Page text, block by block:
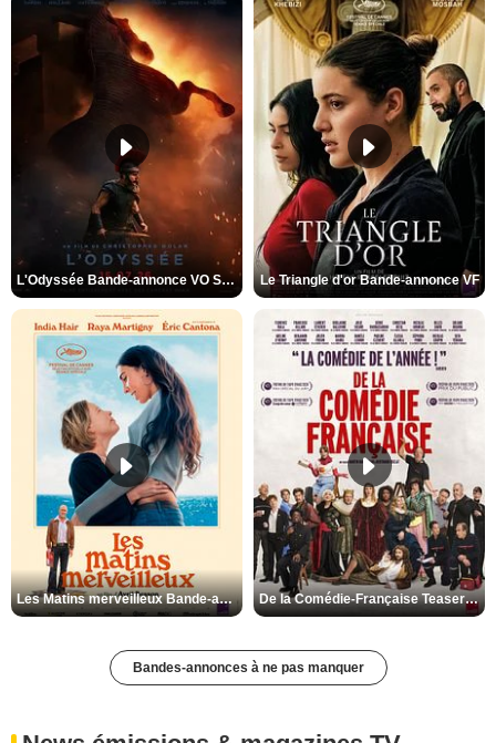
L'Odyssée Bande-annonce VO STFR Le Triangle d'or Bande-annonce VF
Les Matins merveilleux Bande-annonce VF De la Comédie-Française Teaser VF
Bandes-annonces à ne pas manquer